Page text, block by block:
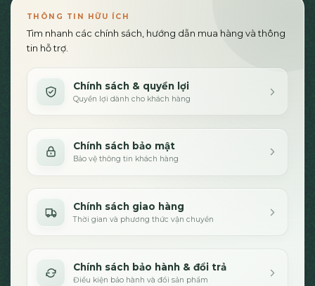
THÔNG TIN HỮU ÍCH
Tìm nhanh các chính sách, hướng dẫn mua hàng và thông
tin hỗ trợ.
Chính sách & quyền lợi
Quyền lợi dành cho khách hàng
Chính sách bảo mật
Bảo vệ thông tin khách hàng
Chính sách giao hàng
Thời gian và phương thức vận chuyển
Chính sách bảo hành & đổi trả
Điều kiện bảo hành và đổi sản phẩm